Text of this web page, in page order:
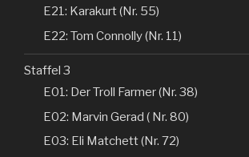
E21: Karakurt (Nr. 55)
E22: Tom Connolly (Nr. 11)
Staffel 3
E01: Der Troll Farmer (Nr. 38)
E02: Marvin Gerad ( Nr. 80)
E03: Eli Matchett (Nr. 72)